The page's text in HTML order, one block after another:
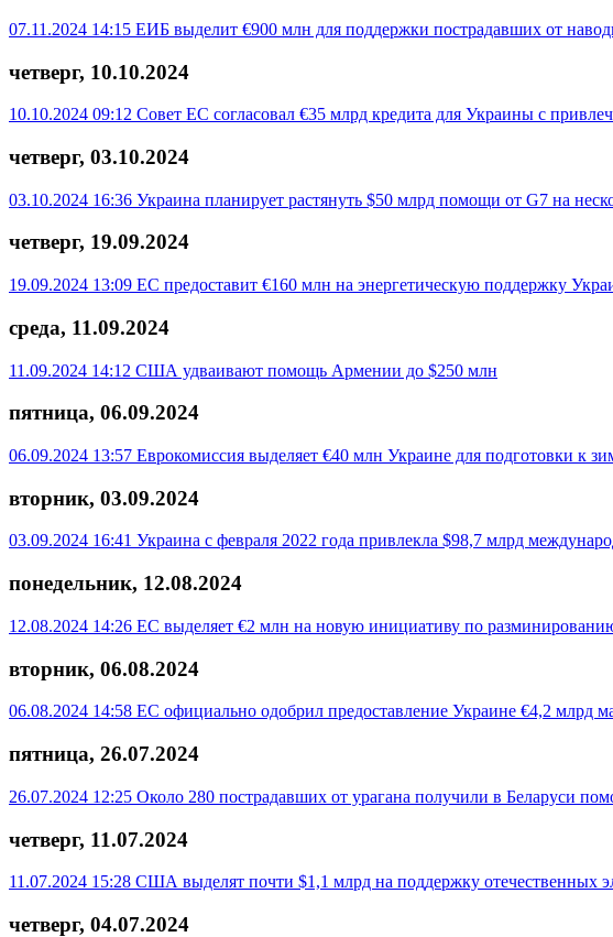
07.11.2024 14:15 ЕИБ выделит €900 млн для поддержки пострадавших от
четверг, 10.10.2024
10.10.2024 09:12 Совет ЕС согласовал €35 млрд кредита для Украины с
четверг, 03.10.2024
03.10.2024 16:36 Украина планирует растянуть $50 млрд помощи от G7 на
четверг, 19.09.2024
19.09.2024 13:09 ЕС предоставит €160 млн на энергетическую поддержку
среда, 11.09.2024
11.09.2024 14:12 США удваивают помощь Армении до $250 млн
пятница, 06.09.2024
06.09.2024 13:57 Еврокомиссия выделяет €40 млн Украине для подготовки к
вторник, 03.09.2024
03.09.2024 16:41 Украина с февраля 2022 года привлекла $98,7 млрд
понедельник, 12.08.2024
12.08.2024 14:26 ЕС выделяет €2 млн на новую инициативу по
вторник, 06.08.2024
06.08.2024 14:58 ЕС официально одобрил предоставление Украине €4,2 млрд
пятница, 26.07.2024
26.07.2024 12:25 Около 280 пострадавших от урагана получили в Беларуси
четверг, 11.07.2024
11.07.2024 15:28 США выделят почти $1,1 млрд на поддержку отечественных
четверг, 04.07.2024